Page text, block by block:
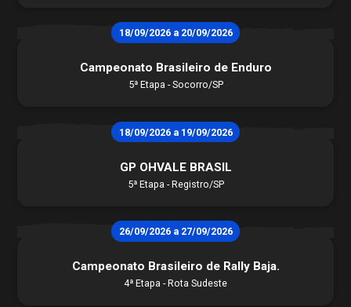
18/09/2026 a 20/09/2026
Campeonato Brasileiro de Enduro
5ª Etapa - Socorro/SP
18/09/2026 a 19/09/2026
GP OHVALE BRASIL
5ª Etapa - Registro/SP
26/09/2026 a 27/09/2026
Campeonato Brasileiro de Rally Baja.
4ª Etapa - Rota Sudeste